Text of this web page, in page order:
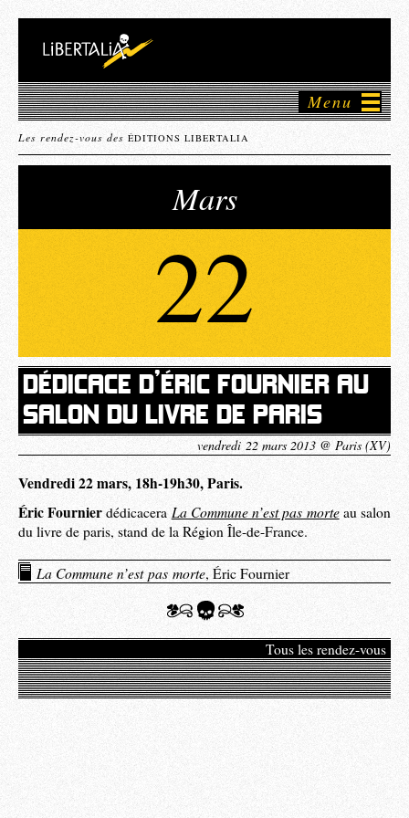
Menu
Les rendez-vous des ÉDITIONS LIBERTALIA
DÉDICACE D’ÉRIC FOURNIER AU
SALON DU LIVRE DE PARIS
vendredi 22 mars 2013 @ Paris (XV)
22
Mars
Vendredi 22 mars, 18h-19h30, Paris.
Éric Fournierdédicacera La Commune n’est pas morteau salon
du livre de paris, stand de la Région Île-de-France.
La Commune n’est pas morte, Éric Fournier
Tous les rendez-vous